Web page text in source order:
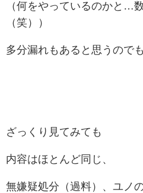
（何をやっているのかと…
（笑））
多分漏れもあると思うので
ざっくり見てみても
内容はほとんど同じ、
無嫌疑処分（過料） 、ユノ